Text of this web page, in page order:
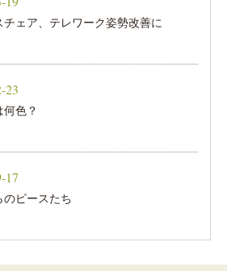
チェア、テレワーク姿勢改善に
23
何色？
17
のピースたち